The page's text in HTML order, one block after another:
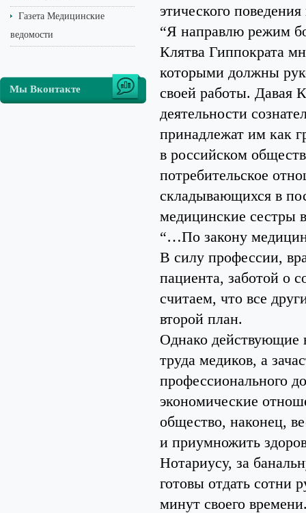
Газета Медицинские
ведомости
Мы Вконтакте
этического поведения
“Я направлю режим
Клятва Гиппократа
которыми должны
своей работы. Давая
деятельности
принадлежат им как
в российском
потребительское
складывающихся в
медицинские сестры
“…По закону
В силу профессии,
пациента, заботой о
считаем, что все
второй план.
Однако действующие
труда медиков, а
профессионального
экономические
общество, наконец,
и приумножить
Нотариусу, за
готовы отдать сотни
минут своего